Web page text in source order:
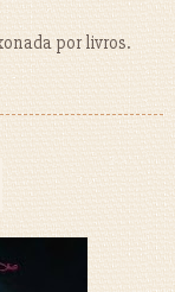
por livros.